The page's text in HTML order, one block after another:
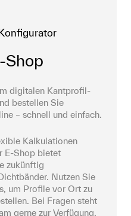
Shop
digitalen Kantprofil-
bestellen Sie
– schnell und einfach.
Kalkulationen
E-Shop bietet
zukünftig
Nutzen Sie
um Profile vor Ort zu
Bei Fragen steht
gerne zur Verfügung.